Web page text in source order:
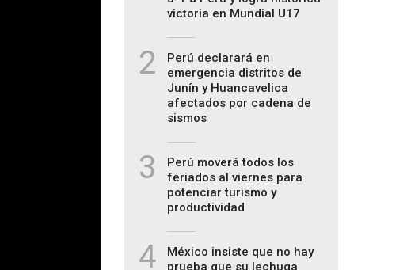
victoria en Mundial U17
2
Perú declarará en
emergencia distritos de
Junín y Huancavelica
afectados por cadena de
sismos
3
Perú moverá todos los
feriados al viernes para
potenciar turismo y
productividad
4
México insiste que no hay
prueba que su lechuga